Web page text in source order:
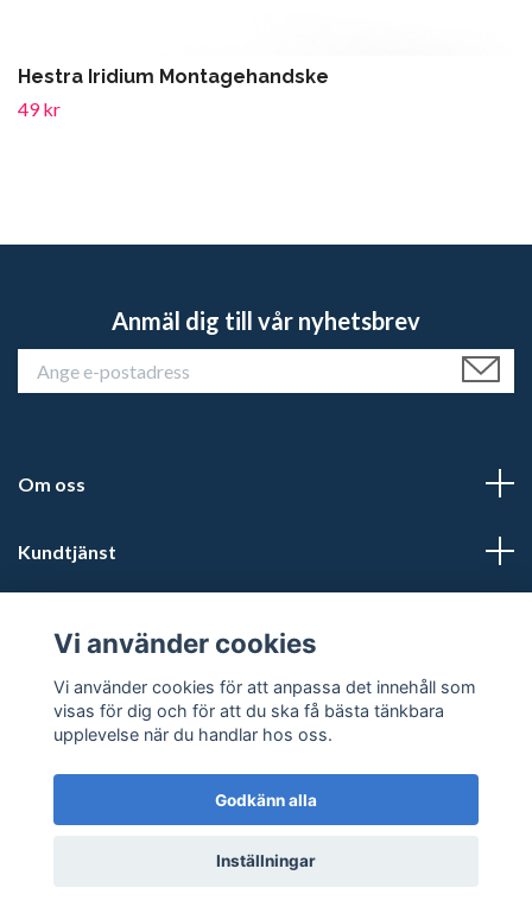
Hestra Iridium Montagehandske
49 kr
Anmäl dig till vår nyhetsbrev
Om oss
Kundtjänst
Sociala medier
© 2026 Kalmars TravshopPowered by Quickbutik
Vi använder cookies
Vi använder cookies för att anpassa det innehåll som
visas för dig och för att du ska få bästa tänkbara
upplevelse när du handlar hos oss.
Godkänn alla
Inställningar